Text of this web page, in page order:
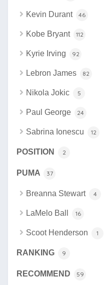
Kevin Durant 46
Kobe Bryant 112
Kyrie Irving 92
Lebron James 82
Nikola Jokic 5
Paul George 24
Sabrina Ionescu 12
POSITION 2
PUMA 37
Breanna Stewart 4
LaMelo Ball 16
Scoot Henderson 1
RANKING 9
RECOMMEND 59